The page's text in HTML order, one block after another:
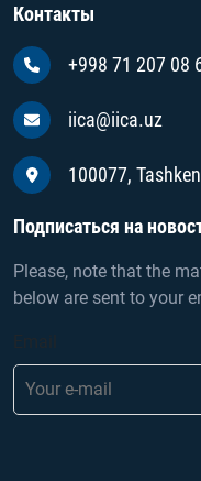
Контакты
+998 71 207 08
iica@iica.uz
100077,
Подписаться на
Please, note that the
below are sent to your